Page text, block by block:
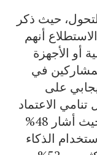
حيث ذكر
الاستطلاع أنهم
أو الأجهزة
في
على
الاعتماد
على الذكاء الاصطناعي التوليدي حيث أشار 48%
الذكاء